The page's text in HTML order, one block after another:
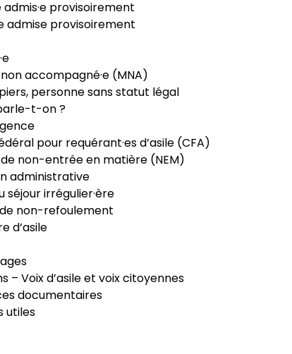
admis·e provisoirement
admise provisoirement
non accompagné·e (MNA)
personne sans statut légal
t-on ?
pour requérant·es d’asile (CFA)
non-entrée en matière (NEM)
administrative
séjour irrégulier·ère
non-refoulement
d’asile
– Voix d’asile et voix citoyennes
documentaires
utiles